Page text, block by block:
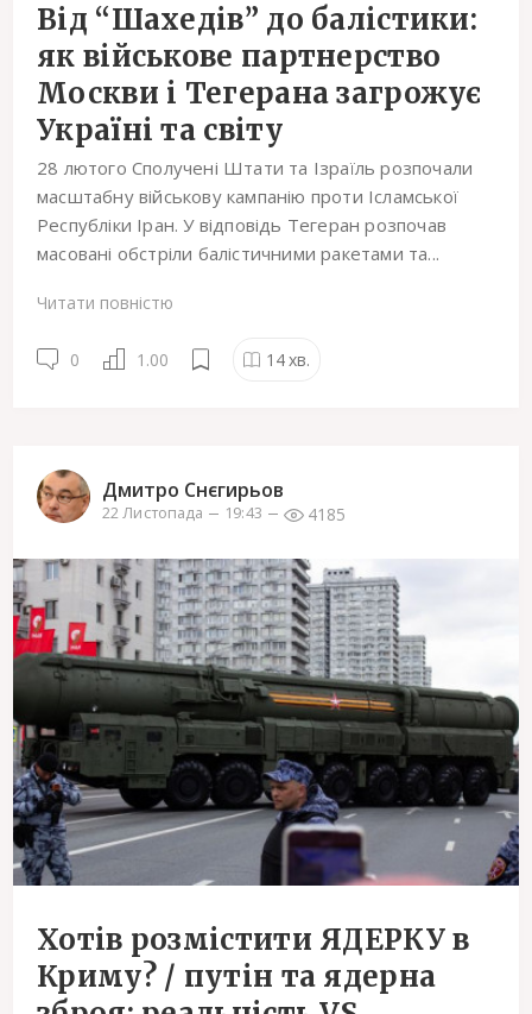
Від “Шахедів” до балістики:
як військове партнерство
Москви і Тегерана загрожує
Україні та світу
28 лютого Сполучені Штати та Ізраїль розпочали
масштабну військову кампанію проти Ісламської
Республіки Іран. У відповідь Тегеран розпочав
масовані обстріли балістичними ракетами та...
Читати повністю
0 1.00 14хв.
Дмитро Снєгирьов
22 Листопада 19:43 4185
Хотів розмістити ЯДЕРКУ в
Криму? / путін та ядерна